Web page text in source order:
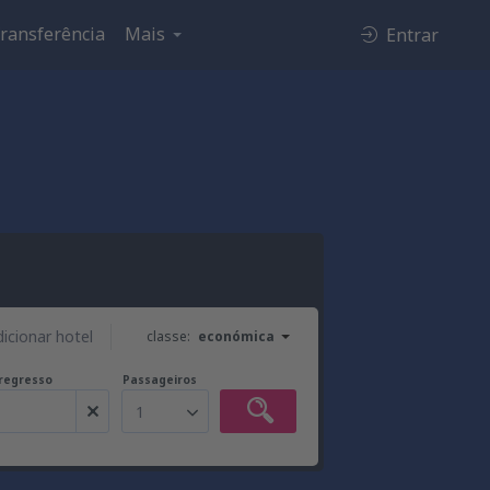
Mais Entrar
classe: económica
hotel
Passageiros
1